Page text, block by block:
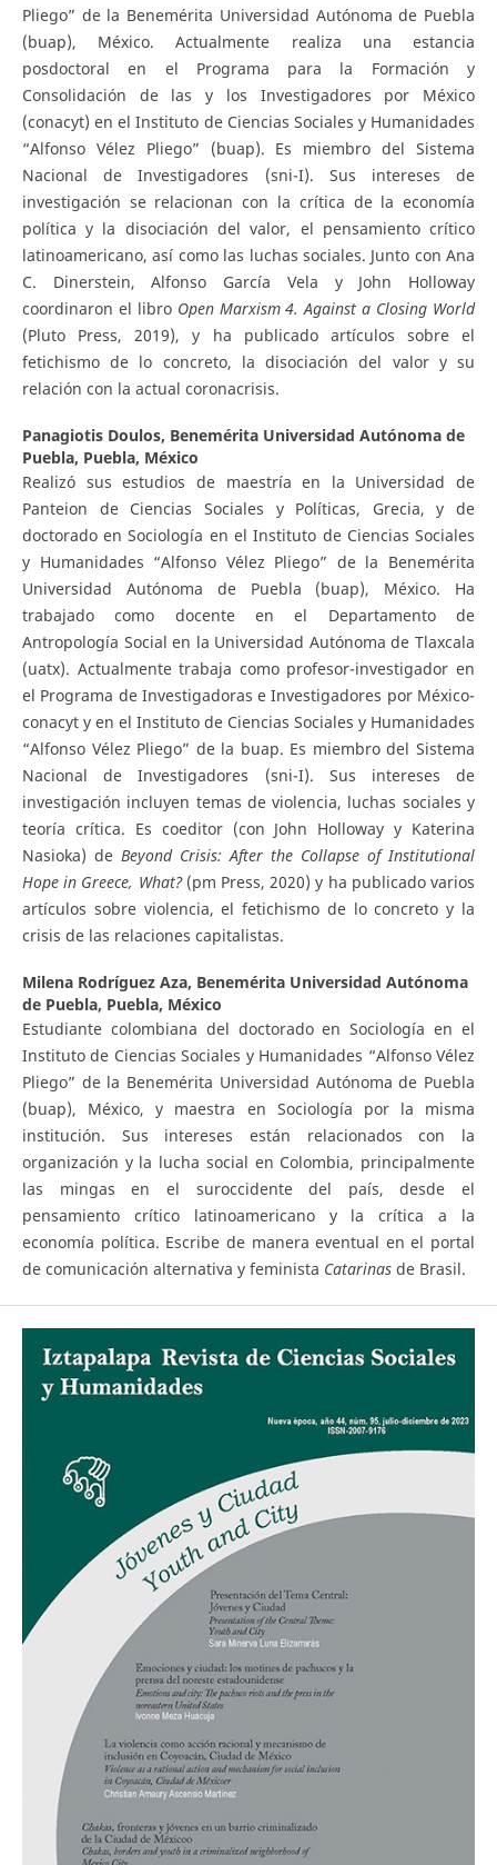
Pliego” de la Benemérita Universidad Autónoma de Puebla
(buap), México. Actualmente realiza una estancia
posdoctoral en el Programa para la Formación y
Consolidación de las y los Investigadores por México
(conacyt) en el Instituto de Ciencias Sociales y Humanidades
“Alfonso Vélez Pliego” (buap). Es miembro del Sistema
Nacional de Investigadores (sni-I). Sus intereses de
investigación se relacionan con la crítica de la economía
política y la disociación del valor, el pensamiento crítico
latinoamericano, así como las luchas sociales. Junto con Ana
C. Dinerstein, Alfonso García Vela y John Holloway
coordinaron el libro Open Marxism 4. Against a Closing World
(Pluto Press, 2019), y ha publicado artículos sobre el
fetichismo de lo concreto, la disociación del valor y su
relación con la actual coronacrisis.
Panagiotis Doulos, Benemérita Universidad Autónoma de
Puebla, Puebla, México
Realizó sus estudios de maestría en la Universidad de
Panteion de Ciencias Sociales y Políticas, Grecia, y de
doctorado en Sociología en el Instituto de Ciencias Sociales
y Humanidades “Alfonso Vélez Pliego” de la Benemérita
Universidad Autónoma de Puebla (buap), México. Ha
trabajado como docente en el Departamento de
Antropología Social en la Universidad Autónoma de Tlaxcala
(uatx). Actualmente trabaja como profesor-investigador en
el Programa de Investigadoras e Investigadores por México-
conacyt y en el Instituto de Ciencias Sociales y Humanidades
“Alfonso Vélez Pliego” de la buap. Es miembro del Sistema
Nacional de Investigadores (sni-I). Sus intereses de
investigación incluyen temas de violencia, luchas sociales y
teoría crítica. Es coeditor (con John Holloway y Katerina
Nasioka) de Beyond Crisis: After the Collapse of Institutional
Hope in Greece, What?(pm Press, 2020) y ha publicado varios
artículos sobre violencia, el fetichismo de lo concreto y la
crisis de las relaciones capitalistas.
Milena Rodríguez Aza, Benemérita Universidad Autónoma
de Puebla, Puebla, México
Estudiante colombiana del doctorado en Sociología en el
Instituto de Ciencias Sociales y Humanidades “Alfonso Vélez
Pliego” de la Benemérita Universidad Autónoma de Puebla
(buap), México, y maestra en Sociología por la misma
institución. Sus intereses están relacionados con la
organización y la lucha social en Colombia, principalmente
las mingas en el suroccidente del país, desde el
pensamiento crítico latinoamericano y la crítica a la
economía política. Escribe de manera eventual en el portal
de comunicación alternativa y feminista Catarinasde Brasil.